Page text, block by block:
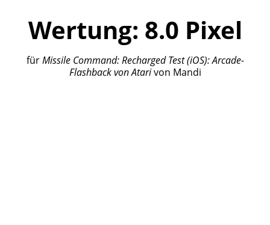
Wertung: 8.0 Pixel
fürMissile Command: RechargedTest (iOS): Arcade-
Flashback von Atari von Mandi